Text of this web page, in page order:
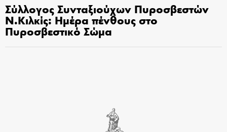
Σύλλογος Συνταξιούχων Πυροσβεστών
Ν.Κιλκίς: Ημέρα πένθους στο
Πυροσβεστικό Σώμα